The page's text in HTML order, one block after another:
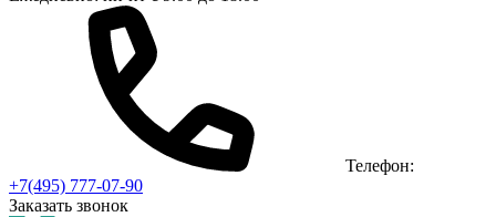
Телефон:
+7(495) 777-07-90
Заказать звонок